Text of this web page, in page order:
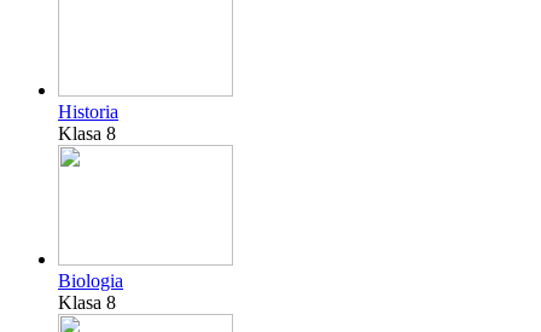
Historia
Klasa 8
Biologia
Klasa 8